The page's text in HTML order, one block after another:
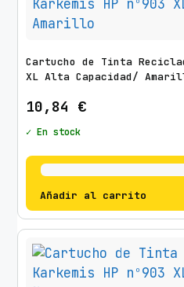
Cartucho de Tinta
XL Alta Capacidad/
10,84 €
✓ En stock
Añadir al carrito